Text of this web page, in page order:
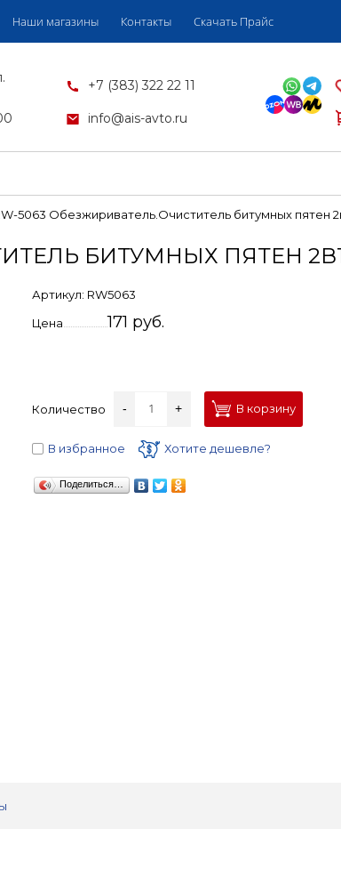
Наши магазины Контакты Скачать Прайс
+7 (383) 322 22 11
info@ais-avto.ru
5063 Обезжириватель.Очиститель битумных пятен
БИТУМНЫХ ПЯТЕН
Артикул: RW5063
Цена
171 руб.
Количество - + В корзину
В избранное Хотите дешевле?
Поделиться…